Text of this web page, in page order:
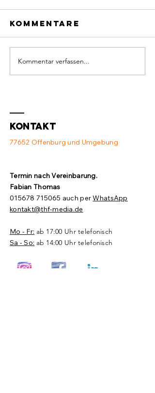
Defekter
Switch und
Kommentare
Kommentar verfassen...
Kontakt
77652 Offenburg und Umgebung
Termin nach Vereinbarung.​
Fabian Thomas
015678 715065 auch perWhatsApp
kontakt@thf-media.de
Mo - Fr: ab 17:00 Uhr telefonisch
Sa - So: ab 14:00 Uhr telefonisch